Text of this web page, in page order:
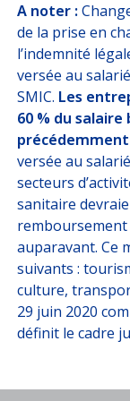
A noter :
de la prise en
l’indemnité
versée au
SMIC. Les
60 % du salaire
versée au
secteurs
sanitaire
remboursement
auparavant. Ce
suivants :
culture,
29 juin 2020
définit le cadre